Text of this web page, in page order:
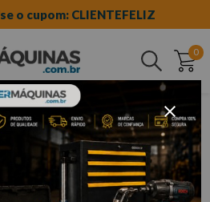
o cupom: CLIENTEFELIZ
0
Buscar
automotivas especiais